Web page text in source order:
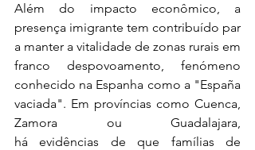
Além do impacto econômico, a
presença imigrante tem contribuído par
a manter a vitalidade de zonas rurais em
franco despovoamento, fenómeno
conhecido na Espanha como a "España
vaciada". Em províncias como Cuenca,
Zamora ou Guadalajara,
há evidências de que famílias de